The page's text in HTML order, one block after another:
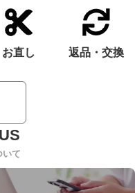
お直し 返品・交換
いて